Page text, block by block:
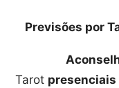
Previsões por
Tarot presenciais